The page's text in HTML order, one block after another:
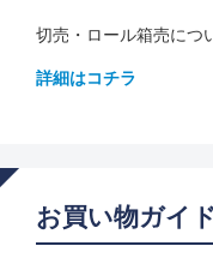
切売・ロール箱売につ
詳細はコチラ
お買い物ガイド